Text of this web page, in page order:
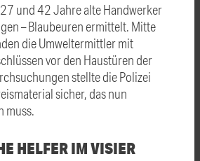
und 42 Jahre alte Handwerker
– Blaubeuren ermittelt. Mitte
die Umweltermittler mit
vor den Haustüren der
stellte die Polizei
sicher, das nun
muss.
HELFER IM VISIER